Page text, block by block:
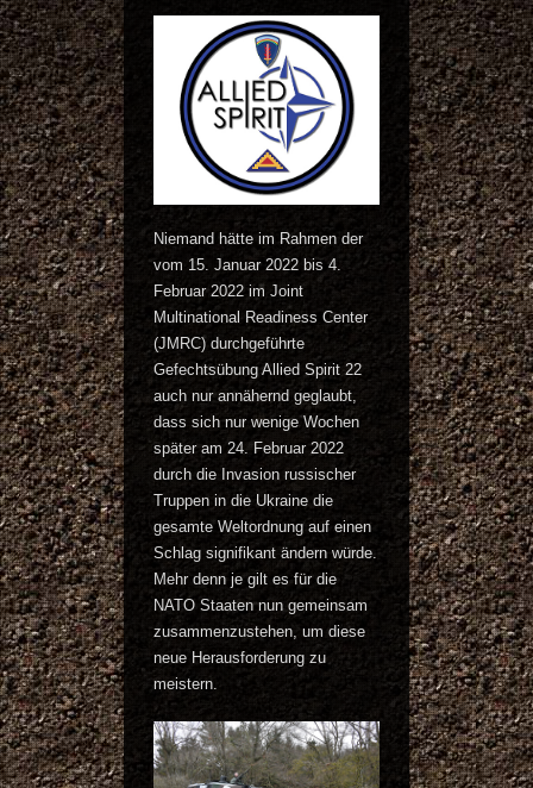
Niemand hätte im Rahmen der
vom 15. Januar 2022 bis 4.
Februar 2022 im Joint
Multinational Readiness Center
(JMRC) durchgeführte
Gefechtsübung Allied Spirit 22
auch nur annähernd geglaubt,
dass sich nur wenige Wochen
später am 24. Februar 2022
durch die Invasion russischer
Truppen in die Ukraine die
gesamte Weltordnung auf einen
Schlag signifikant ändern würde.
Mehr denn je gilt es für die
NATO Staaten nun gemeinsam
zusammenzustehen, um diese
neue Herausforderung zu
meistern.